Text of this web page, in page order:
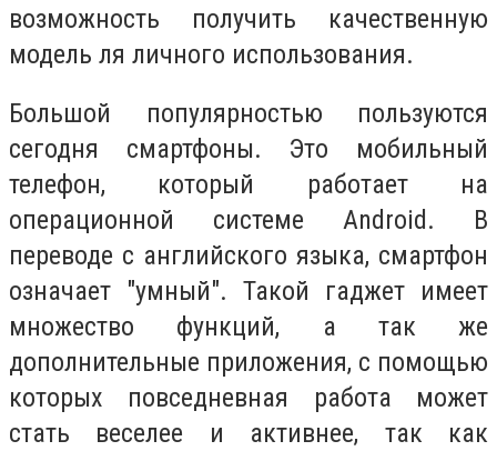
возможность получить качественную
модель ля личного использования.
Большой популярностью пользуются
сегодня смартфоны. Это мобильный
телефон, который работает на
операционной системе Android. В
переводе с английского языка, смартфон
означает "умный". Такой гаджет имеет
множество функций, а так же
дополнительные приложения, с помощью
которых повседневная работа может
стать веселее и активнее, так как